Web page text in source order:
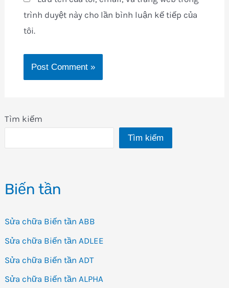
Tìm kiếm
Tìm kiếm
Biến tần
Sửa chữa Biến tần ABB
Sửa chữa Biến tần ADLEE
Sửa chữa Biến tần ADT
Sửa chữa Biến tần ALPHA
trình duyệt này cho lần bình luận kế tiếp của
tôi.